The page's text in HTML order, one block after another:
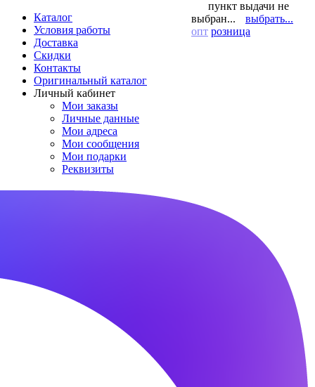
Каталог
Условия работы
Доставка
Скидки
Контакты
Оригинальный каталог
Личный кабинет
Мои заказы
Личные данные
Мои адреса
Мои сообщения
Мои подарки
Реквизиты
пункт выдачи не
выбран...
выбрать...
опт розница